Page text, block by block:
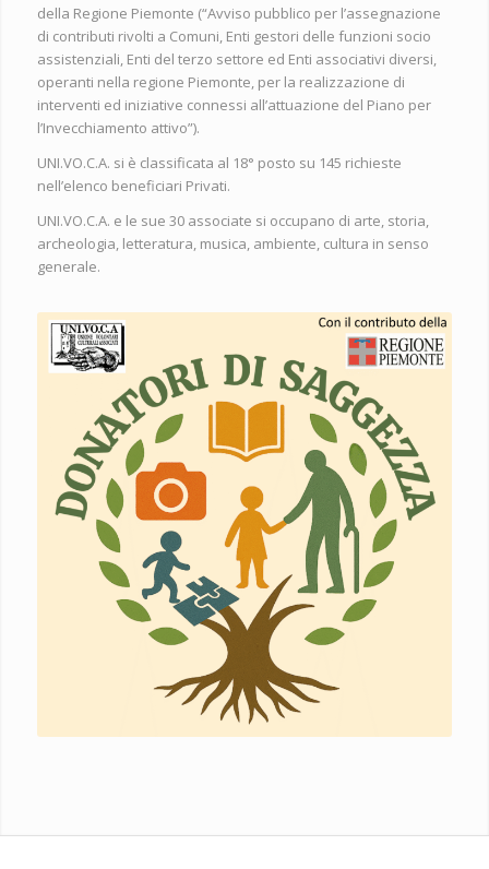
della Regione Piemonte (“Avviso pubblico per l’assegnazione
di contributi rivolti a Comuni, Enti gestori delle funzioni socio
assistenziali, Enti del terzo settore ed Enti associativi diversi,
operanti nella regione Piemonte, per la realizzazione di
interventi ed iniziative connessi all’attuazione del Piano per
l’Invecchiamento attivo”).
UNI.VO.C.A. si è classificata al 18° posto su 145 richieste
nell’elenco beneficiari Privati.
UNI.VO.C.A. e le sue 30 associate si occupano di arte, storia,
archeologia, letteratura, musica, ambiente, cultura in senso
generale.